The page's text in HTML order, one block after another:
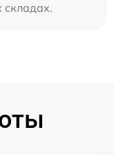
складах.